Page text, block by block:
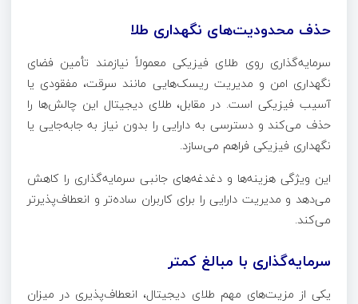
حذف محدودیت‌های نگهداری طلا
سرمایه‌گذاری روی طلای فیزیکی معمولاً نیازمند تأمین فضای
نگهداری امن و مدیریت ریسک‌هایی مانند سرقت، مفقودی یا
آسیب فیزیکی است. در مقابل، طلای دیجیتال این چالش‌ها را
حذف می‌کند و دسترسی به دارایی را بدون نیاز به جابه‌جایی یا
نگهداری فیزیکی فراهم می‌سازد.
این ویژگی هزینه‌ها و دغدغه‌های جانبی سرمایه‌گذاری را کاهش
می‌دهد و مدیریت دارایی را برای کاربران ساده‌تر و انعطاف‌پذیرتر
می‌کند.
سرمایه‌گذاری با مبالغ کمتر
یکی از مزیت‌های مهم طلای دیجیتال، انعطاف‌پذیری در میزان